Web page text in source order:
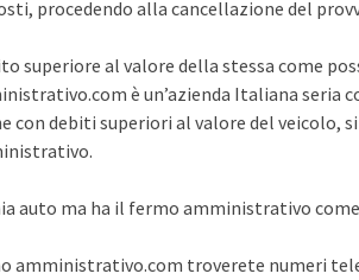
procedendo alla cancellazione del
superiore al valore della stessa come
è un’azienda Italiana seria
con debiti superiori al valore del veicolo,
auto ma ha il fermo amministrativo
amministrativo.com troverete numeri